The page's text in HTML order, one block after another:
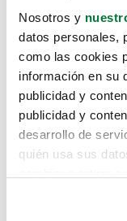
Nosotros y
datos personales,
como las cookies
información en su
publicidad y
publicidad y
desarrollo de
quién usa sus
Lo
te hemos
Pero puedes
buscando en